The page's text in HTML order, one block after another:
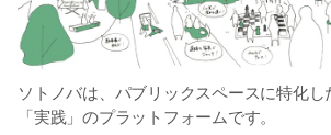
ソトノバは、パブリックスペースに特化し
「実践」のプラットフォームです。